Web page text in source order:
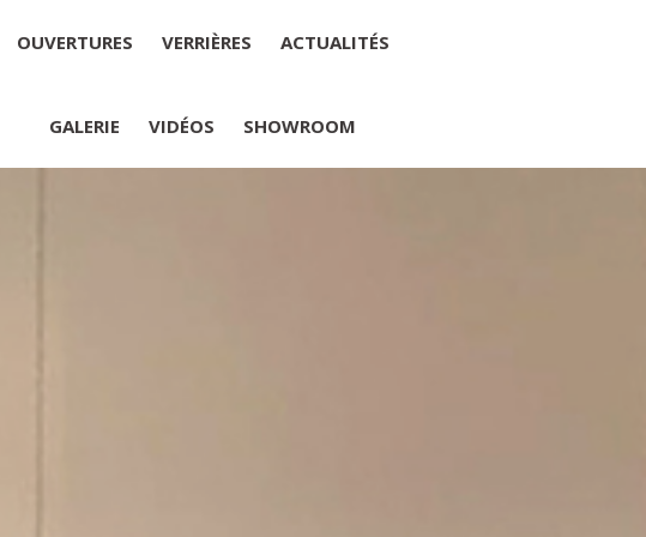
OUVERTURES VERRIÈRES ACTUALITÉS
GALERIE VIDÉOS SHOWROOM
site internet : M Yannick PEURON